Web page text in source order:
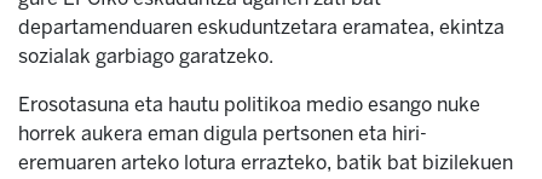
departamenduaren eskuduntzetara eramatea, ekintza
sozialak garbiago garatzeko.
Erosotasuna eta hautu politikoa medio esango nuke
horrek aukera eman digula pertsonen eta hiri-
eremuaren arteko lotura errazteko, batik bat bizilekuen